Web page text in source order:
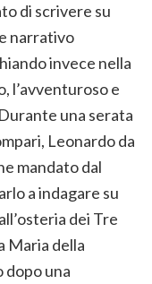
di scrivere su
narrativo
invece nella
l’avventuroso e
una serata
Leonardo da
mandato dal
a indagare su
dei Tre
Maria della
dopo una